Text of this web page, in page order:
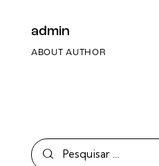
admin
ABOUT AUTHOR